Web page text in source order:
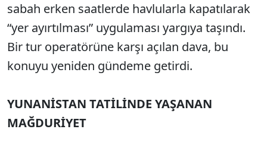
sabah erken saatlerde havlularla kapatılarak
“yer ayırtılması” uygulaması yargıya taşındı.
Bir tur operatörüne karşı açılan dava, bu
konuyu yeniden gündeme getirdi.
YUNANİSTAN TATİLİNDE YAŞANAN
MAĞDURİYET